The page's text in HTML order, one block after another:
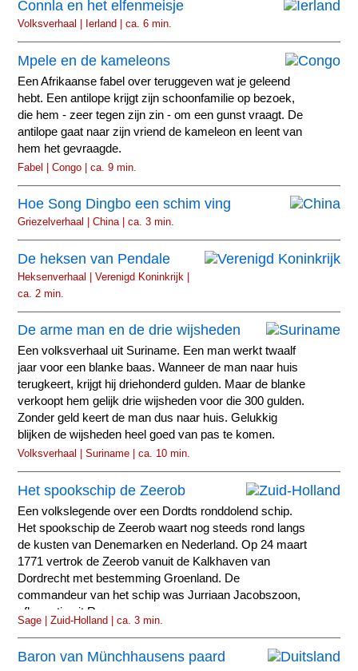
Connla en het elfenmeisje
Volksverhaal | Ierland | ca. 6 min.
Mpele en de kameleons
Een Afrikaanse fabel over teruggeven wat je geleend
hebt. Een antilope krijgt zijn schoonfamilie op bezoek,
die hem - zeer tegen zijn zin - om een gunst vraagt. De
antilope gaat naar zijn vriend de kameleon en leent van
hem het gevraagde.
Fabel | Congo | ca. 9 min.
Hoe Song Dingbo een schim ving
Griezelverhaal | China | ca. 3 min.
De heksen van Pendale
Heksenverhaal | Verenigd Koninkrijk |
ca. 2 min.
De arme man en de drie wijsheden
Een volksverhaal uit Suriname. Een man werkt twaalf
jaar voor een blanke baas. Wanneer de man naar huis
terugkeert, krijgt hij driehonderd gulden. Maar de blanke
verkoopt hem gelijk drie wijsheden voor die 300 gulden.
Zonder geld keert de man dus naar huis. Gelukkig
blijken de wijsheden heel goed van pas te komen.
Volksverhaal | Suriname | ca. 10 min.
Het spookschip de Zeerob
Een volkslegende over een Dordts ronddolend schip.
Het spookschip de Zeerob waart nog steeds rond langs
de kusten van Denemarken en Nederland. Op 24 maart
1771 vertrok de Zeerob vanuit de Kalkhaven van
Dordrecht met bestemming Groenland. De
commandeur van het schip was Jurriaan Jacobszoon,
afkomstig uit Rømø.
Sage | Zuid-Holland | ca. 3 min.
Baron van Münchhausens paard